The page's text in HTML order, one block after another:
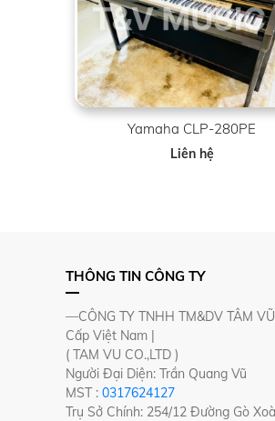
Yamaha CLP-280PE
Liên hệ
THÔNG TIN CÔNG TY
—CÔNG TY TNHH TM&DV TÂM
Cấp Việt Nam |
( TAM VU CO.,LTD )
Người Đại Diện: Trần Quang Vũ
MST : 0317624127
Trụ Sở Chính: 254/12 Đường Gò